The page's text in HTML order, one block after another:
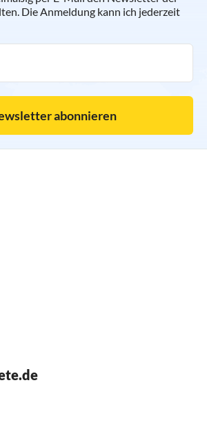
Die Anmeldung kann ich jederzeit
abonnieren